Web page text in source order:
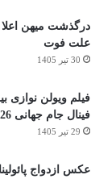
درگذشت میهن
علت فوت
30 تیر 1405
فیلم ویولن نوازی
فینال جام جهانی 2026
29 تیر 1405
عکس ازدواج